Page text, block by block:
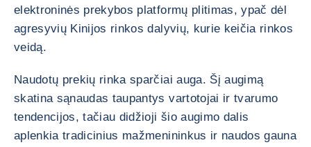
elektroninės prekybos platformų plitimas, ypač dėl
agresyvių Kinijos rinkos dalyvių, kurie keičia rinkos
veidą.
Naudotų prekių rinka sparčiai auga. Šį augimą
skatina sąnaudas taupantys vartotojai ir tvarumo
tendencijos, tačiau didžioji šio augimo dalis
aplenkia tradicinius mažmenininkus ir naudos gauna